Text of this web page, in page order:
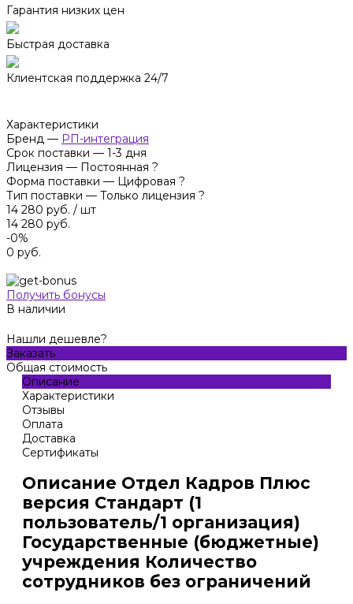
Гарантия низких цен
Быстрая доставка
Клиентская поддержка 24/7
Характеристики
Бренд — РП-интеграция
Срок поставки — 1-3 дня
Лицензия — Постоянная ?
Форма поставки — Цифровая ?
Тип поставки — Только лицензия ?
14 280 руб. / шт
14 280 руб.
-0%
0 руб.
Получить бонусы
В наличии
Нашли дешевле?
Заказать
Общая стоимость
Описание
Характеристики
Отзывы
Оплата
Доставка
Сертификаты
Описание Отдел Кадров Плюс
версия Стандарт (1
пользователь/1 организация)
Государственные (бюджетные)
учреждения Количество
сотрудников без ограничений